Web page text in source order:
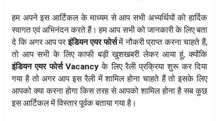
हम अपने इस आर्टिकल के माध्यम से आप सभी अभ्यर्थियों को हार्दिक
स्वागत एवं अभिनंदन करते हैं। हम आप सभी को जानकारी के लिए बता
दे कि अगर आप परइंडियन एयर फोर्समें नौकरी प्राप्त करना चाहते हैं,
तो आप सभी के लिए काफी बड़ी खुशखबरी लेकर आया हूं, क्योंकि
इंडियन एयर फोर्स Vacancyके लिए रैली प्रक्रिया शुरू कर दिया
गया है तो अगर आप इस रैली में शामिल होना चाहते हैं तो इसके लिए
आपको क्या करना होगा किस तरह से आपको शामिल होना है सब कुछ
इस आर्टिकल में विस्तार पूर्वक बताया गया है।